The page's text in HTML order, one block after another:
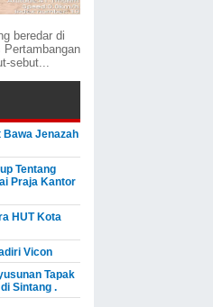
beredar di
sebut...
Bawa Jenazah
Tentang
Praja Kantor
HUT Kota
Vicon
Tapak
Sintang .